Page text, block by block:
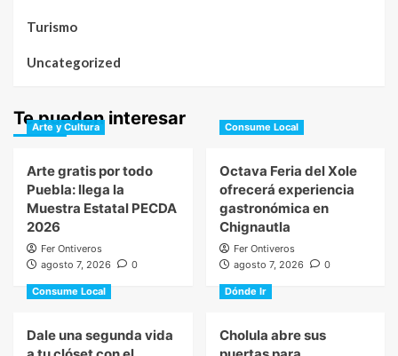
Turismo
Uncategorized
Te pueden interesar
Arte y Cultura
Arte gratis por todo
Puebla: llega la
Muestra Estatal PECDA
2026
Fer Ontiveros
agosto 7, 2026
0
Consume Local
Octava Feria del Xole
ofrecerá experiencia
gastronómica en
Chignautla
Fer Ontiveros
agosto 7, 2026
0
Consume Local
Dale una segunda vida
Dónde Ir
Cholula abre sus